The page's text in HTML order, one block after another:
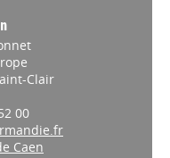
Clair
00
Caen